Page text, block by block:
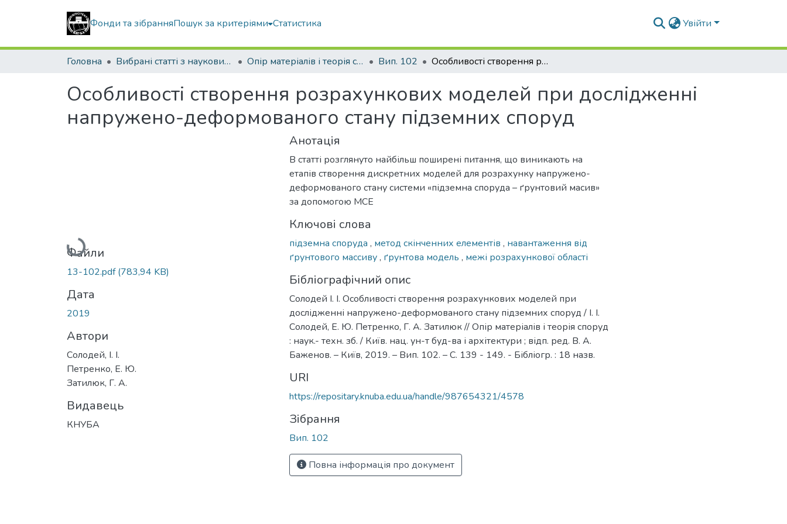
Фонди та зібранняПошук за критеріями Статистика Увійти
Головна Вибрані статті з наукових збірників КНУБА Опір матеріалів і теорія споруд Вип. 102 Особливості створення розрахункових моделей при дослідженні напружено-деформованого стану підземних споруд
Особливості створення розрахункових моделей при дослідженні
напружено-деформованого стану підземних споруд
Вантажиться...
Файли
13-102.pdf(783,94 KB)
Дата
2019
Автори
Солодей, І. І.
Петренко, Е. Ю.
Затилюк, Г. А.
Видавець
КНУБА
Анотація
В статті розглянуто найбільш поширені питання, що виникають на
етапів створення дискретних моделей для розрахунку напружено-
деформованого стану системи «підземна споруда – ґрунтовий масив»
за допомогою МСЕ
Ключові слова
підземна споруда , метод скінченних елементів , навантаження від
ґрунтового массиву, ґрунтова модель , межі розрахункової області
Бібліографічний опис
Солодей І. І. Особливості створення розрахункових моделей при
дослідженні напружено-деформованого стану підземних споруд / І. І.
Солодей, Е. Ю. Петренко, Г. А. Затилюк // Опір матеріалів і теорія споруд
: наук.- техн. зб. / Київ. нац. ун-т буд-ва і архітектури ; відп. ред. В. А.
Баженов. – Київ, 2019. – Вип. 102. – С. 139 - 149. - Бібліогр. : 18 назв.
URI
https://repositary.knuba.edu.ua/handle/987654321/4578
Зібрання
Вип. 102
Повна інформація про документ